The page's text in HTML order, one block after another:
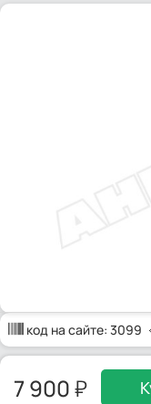
код на сайте: 3099
7 900